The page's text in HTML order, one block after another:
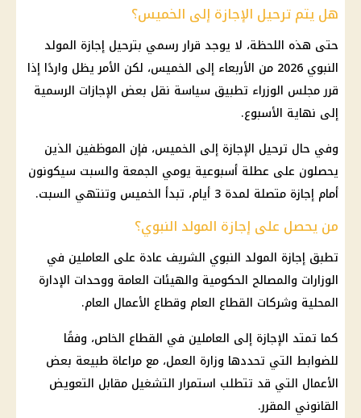
هل يتم ترحيل الإجازة إلى الخميس؟
حتى هذه اللحظة، لا يوجد قرار رسمي بترحيل إجازة المولد
النبوي 2026 من الأربعاء إلى الخميس، لكن الأمر يظل واردًا إذا
قرر مجلس الوزراء تطبيق سياسة نقل بعض الإجازات الرسمية
إلى نهاية الأسبوع.
وفي حال ترحيل الإجازة إلى الخميس، فإن الموظفين الذين
يحصلون على عطلة أسبوعية يومي الجمعة والسبت سيكونون
أمام إجازة متصلة لمدة 3 أيام، تبدأ الخميس وتنتهي السبت.
من يحصل على إجازة المولد النبوي؟
تطبق إجازة المولد النبوي الشريف عادة على العاملين في
الوزارات والمصالح الحكومية والهيئات العامة ووحدات الإدارة
المحلية وشركات القطاع العام وقطاع الأعمال العام.
كما تمتد الإجازة إلى العاملين في القطاع الخاص، وفقًا
للضوابط التي تحددها وزارة العمل، مع مراعاة طبيعة بعض
الأعمال التي قد تتطلب استمرار التشغيل مقابل التعويض
القانوني المقرر.